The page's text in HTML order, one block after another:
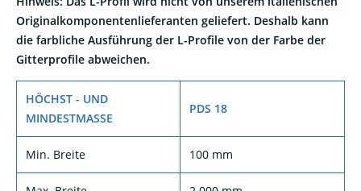
Originalkomponentenlieferanten geliefert. Deshalb kann
die farbliche Ausführung der L-Profile von der Farbe der
Gitterprofile abweichen.
MINDESTMASSE